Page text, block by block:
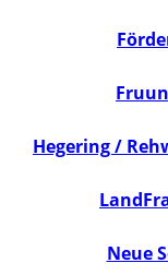
Hegering /
Neue